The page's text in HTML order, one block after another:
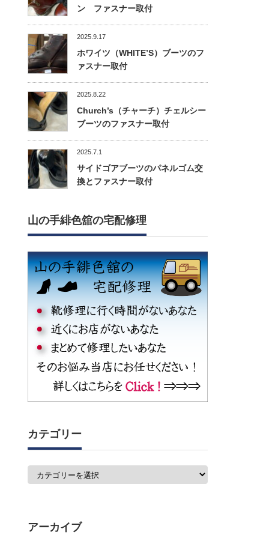
ン ファスナー取付
2025.9.17
ホワイツ（WHITE’S）ブーツのフ
ァスナー取付
2025.8.22
Church’s（チャーチ）チェルシー
ブーツのファスナー取付
2025.7.1
サイドゴアブーツのパネルゴム交
換とファスナー取付
山の手緋色舘の宅配修理
カテゴリー
カ
アーカイブ